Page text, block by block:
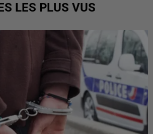
LES PLUS VUS